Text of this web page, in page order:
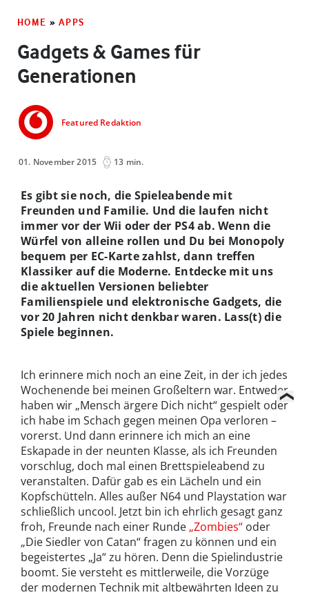
HOME » APPS
Gadgets & Games für
Generationen
Featured Redaktion
01. November 2015 13 min.
Es gibt sie noch, die Spieleabende mit
Freunden und Familie. Und die laufen nicht
immer vor der Wii oder der PS4 ab. Wenn die
Würfel von alleine rollen und Du bei Monopoly
bequem per EC-Karte zahlst, dann treffen
Klassiker auf die Moderne. Entdecke mit uns
die aktuellen Versionen beliebter
Familienspiele und elektronische Gadgets, die
vor 20 Jahren nicht denkbar waren. Lass(t) die
Spiele beginnen.
Ich erinnere mich noch an eine Zeit, in der ich jedes
Wochenende bei meinen Großeltern war. Entweder
haben wir „Mensch ärgere Dich nicht“ gespielt oder
ich habe im Schach gegen meinen Opa verloren –
vorerst. Und dann erinnere ich mich an eine
Eskapade in der neunten Klasse, als ich Freunden
vorschlug, doch mal einen Brettspieleabend zu
veranstalten. Dafür gab es ein Lächeln und ein
Kopfschütteln. Alles außer N64 und Playstation war
schließlich uncool. Jetzt bin ich ehrlich gesagt ganz
froh, Freunde nach einer Runde „Zombies“ oder
„Die Siedler von Catan“ fragen zu können und ein
begeistertes „Ja“ zu hören. Denn die Spielindustrie
boomt. Sie versteht es mittlerweile, die Vorzüge
der modernen Technik mit altbewährten Ideen zu